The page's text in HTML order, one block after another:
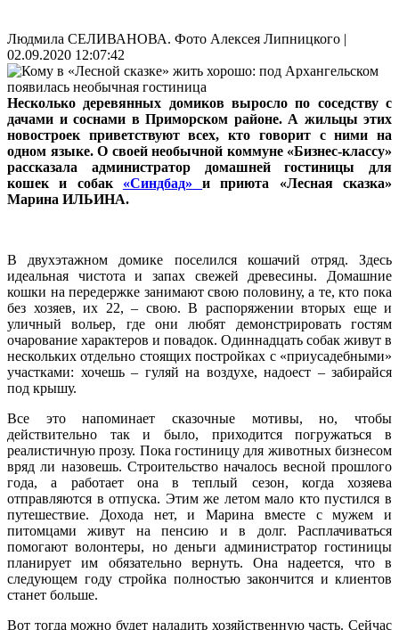
Людмила СЕЛИВАНОВА. Фото Алексея Липницкого |
02.09.2020 12:07:42
Несколько деревянных домиков выросло по соседству с
дачами и соснами в Приморском районе. А жильцы этих
новостроек приветствуют всех, кто говорит с ними на
одном языке. О своей необычной коммуне «Бизнес-классу»
рассказала администратор домашней гостиницы для
кошек и собак «Синдбад»и приюта «Лесная сказка»
Марина ИЛЬИНА.
В двухэтажном домике поселился кошачий отряд. Здесь
идеальная чистота и запах свежей древесины. Домашние
кошки на передержке занимают свою половину, а те, кто пока
без хозяев, их 22, – свою. В распоряжении вторых еще и
уличный вольер, где они любят демонстрировать гостям
очарование характеров и повадок. Одиннадцать собак живут в
нескольких отдельно стоящих постройках с «приусадебными»
участками: хочешь – гуляй на воздухе, надоест – забирайся
под крышу.
Все это напоминает сказочные мотивы, но, чтобы
действительно так и было, приходится погружаться в
реалистичную прозу. Пока гостиницу для животных бизнесом
вряд ли назовешь. Строительство началось весной прошлого
года, а работает она в теплый сезон, когда хозяева
отправляются в отпуска. Этим же летом мало кто пустился в
путешествие. Дохода нет, и Марина вместе с мужем и
питомцами живут на пенсию и в долг. Расплачиваться
помогают волонтеры, но деньги администратор гостиницы
планирует им обязательно вернуть. Она надеется, что в
следующем году стройка полностью закончится и клиентов
станет больше.
Вот тогда можно будет наладить хозяйственную часть. Сейчас